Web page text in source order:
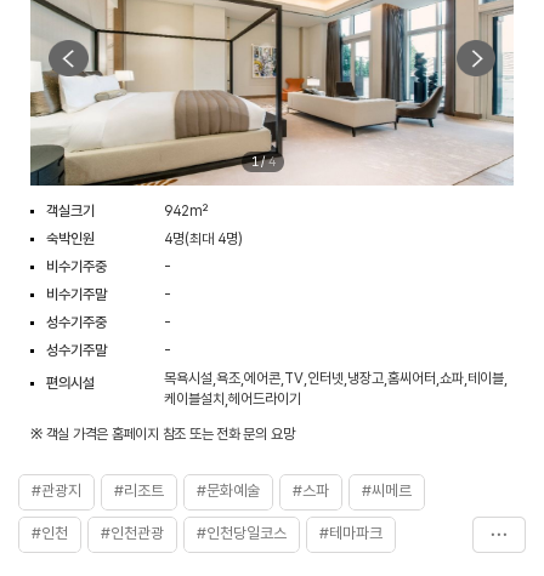
1/4
객실크기
942m²
숙박인원
4명(최대 4명)
비수기주중
-
비수기주말
-
성수기주중
-
성수기주말
-
편의시설
목욕시설,욕조,에어콘,TV,인터넷,냉장고,홈씨어터,쇼파,테이블,
케이블설치,헤어드라이기
※ 객실 가격은 홈페이지 참조 또는 전화 문의 요망
#관광지 #리조트 #문화예술 #스파 #씨메르
#인천 #인천관광 #인천당일코스 #테마파크